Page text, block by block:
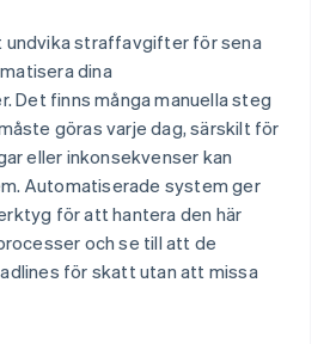
straffavgifter för sena
dina
Det finns många manuella steg
göras varje dag, särskilt för
eller inkonsekvenser kan
Automatiserade system ger
för att hantera den här
och se till att de
för skatt utan att missa